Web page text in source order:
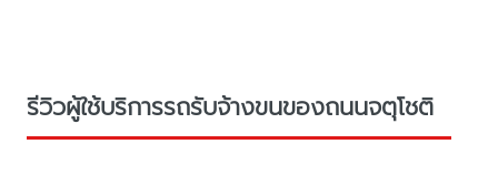
รีวิวผู้ใช้บริการรถรับจ้างขนของถนนจตุโชติ